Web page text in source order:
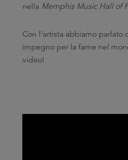
nella Memphis Music Hall of
Con l'artista abbiamo parlato
impegno per la fame nel
video!